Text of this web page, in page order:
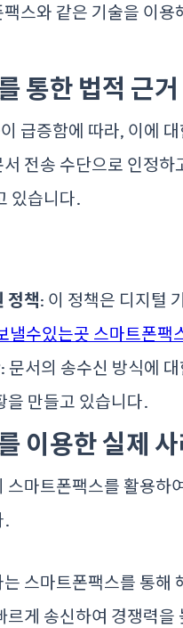
스와 같은 기술을 이
통한 법적 근거
급증함에 따라, 이에
전송 수단으로 인정
있습니다.
정책: 이 정책은 디지털
낼수있는곳 스마트폰팩
: 문서의 송수신 방식에
을 만들고 있습니다.
이용한 실제 사
스마트폰팩스를 활용하
.
스마트폰팩스를 통해
르게 송신하여 경쟁력을